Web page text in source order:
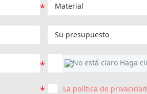
La política de privacidad